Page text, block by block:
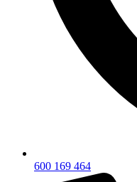
600 169 464